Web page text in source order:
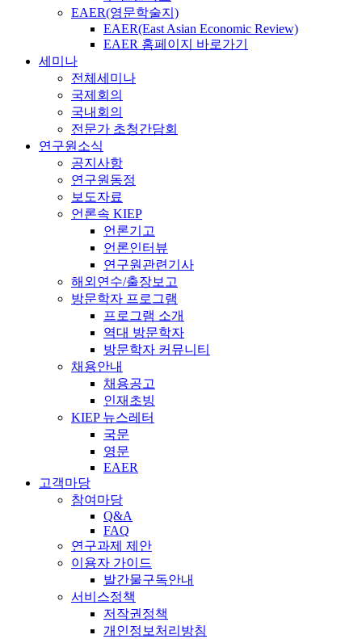
EAER(영문학술지)
EAER(East Asian Economic Review)
EAER 홈페이지 바로가기
세미나
전체세미나
국제회의
국내회의
전문가 초청간담회
연구원소식
공지사항
연구원동정
보도자료
언론속 KIEP
언론기고
언론인터뷰
연구원관련기사
해외연수/출장보고
방문학자 프로그램
프로그램 소개
역대 방문학자
방문학자 커뮤니티
채용안내
채용공고
인재초빙
KIEP 뉴스레터
국문
영문
EAER
고객마당
참여마당
Q&A
FAQ
연구과제 제안
이용자 가이드
발간물구독안내
서비스정책
저작권정책
개인정보처리방침